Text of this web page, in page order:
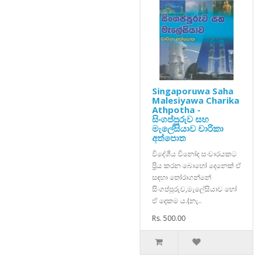
Singaporuwa Saha
Malesiyawa Charika
Athpotha -
සිංගප්පූරුව සහ
මැලේසියාව චාරිකා
අත්පොත
විදේශීය විනෝද සංචාරයකට
ප්‍රිය කරන බොහෝ දෙනෙක් ඒ
සඳහා තෝරාගන්නේ
සිංගප්පූරුව,මැලේසියාව හෝ
ඒ දෙකම ය.(නැ..
Rs. 500.00